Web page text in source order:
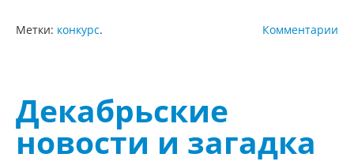
Комментарии
Метки: конкурс.
Декабрьские
новости и загадка